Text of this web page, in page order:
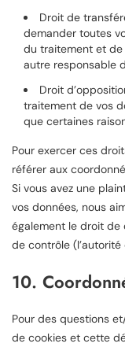
Droit de
demander toutes
du traitement et
autre responsable
Droit
traitement de vos
que certaines
Pour exercer ces
référer aux
Si vous avez une
vos données, nous
également le droit de
de contrôle
10.
Pour des questions
de cookies et cette